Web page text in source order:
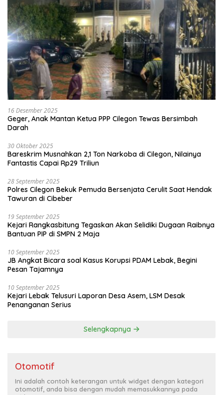
16 Desember 2025
Geger, Anak Mantan Ketua PPP Cilegon Tewas Bersimbah
Darah
30 Oktober 2025
Bareskrim Musnahkan 2,1 Ton Narkoba di Cilegon, Nilainya
Fantastis Capai Rp29 Triliun
28 September 2025
Polres Cilegon Bekuk Pemuda Bersenjata Cerulit Saat Hendak
Tawuran di Cibeber
19 September 2025
Kejari Rangkasbitung Tegaskan Akan Selidiki Dugaan Raibnya
Bantuan PIP di SMPN 2 Maja
10 September 2025
JB Angkat Bicara soal Kasus Korupsi PDAM Lebak, Begini
Pesan Tajamnya
10 September 2025
Kejari Lebak Telusuri Laporan Desa Asem, LSM Desak
Penanganan Serius
Selengkapnya
Otomotif
Ini adalah contoh keterangan untuk widget dengan kategori
otomotif, anda bisa dengan mudah memasukkannya pada